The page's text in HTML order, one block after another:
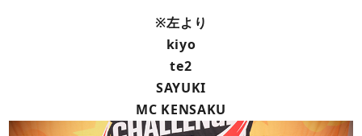
※左より
kiyo
te2
SAYUKI
MC KENSAKU